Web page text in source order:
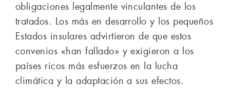
obligaciones legalmente vinculantes de los
tratados. Los más en desarrollo y los pequeños
Estados insulares advirtieron de que estos
convenios «han fallado» y exigieron a los
países ricos más esfuerzos en la lucha
climática y la adaptación a sus efectos.